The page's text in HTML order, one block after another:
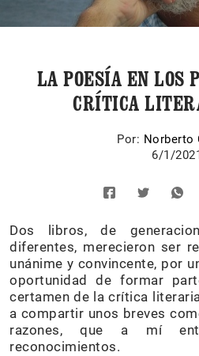
LA POESÍA EN LOS
CRÍTICA
Por: Norberto
6/1/2021
Dos libros, de
diferentes, merecieron ser
unánime y convincente, por
oportunidad de formar
certamen de la crítica
a compartir unos breves
razones, que a mí
reconocimientos.